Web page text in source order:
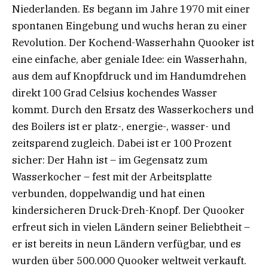
Niederlanden. Es begann im Jahre 1970 mit einer
spontanen Eingebung und wuchs heran zu einer
Revolution. Der Kochend-Wasserhahn Quooker ist
eine einfache, aber geniale Idee: ein Wasserhahn,
aus dem auf Knopfdruck und im Handumdrehen
direkt 100 Grad Celsius kochendes Wasser
kommt. Durch den Ersatz des Wasserkochers und
des Boilers ist er platz-, energie-, wasser- und
zeitsparend zugleich. Dabei ist er 100 Prozent
sicher: Der Hahn ist – im Gegensatz zum
Wasserkocher – fest mit der Arbeitsplatte
verbunden, doppelwandig und hat einen
kindersicheren Druck-Dreh-Knopf. Der Quooker
erfreut sich in vielen Ländern seiner Beliebtheit –
er ist bereits in neun Ländern verfügbar, und es
wurden über 500.000 Quooker weltweit verkauft.